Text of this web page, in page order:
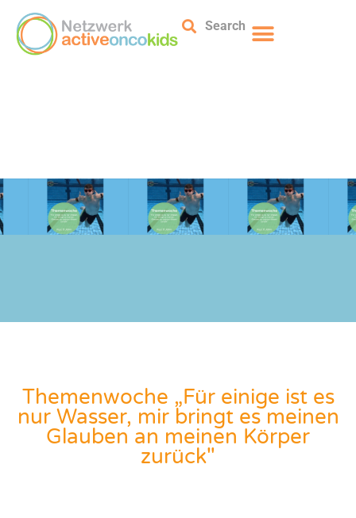
Search
Themenwoche „Für einige ist es
nur Wasser, mir bringt es meinen
Glauben an meinen Körper
zurück"